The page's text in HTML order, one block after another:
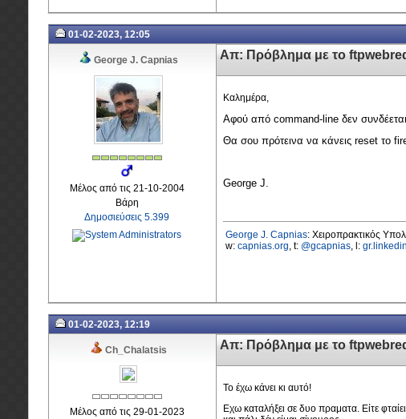
01-02-2023, 12:05
George J. Capnias
Μέλος από τις 21-10-2004
Βάρη
Δημοσιεύσεις 5.399
Απ: Πρόβλημα με το
Καλημέρα,
Αφού από command-line δεν
Θα σου πρότεινα να κάνεις reset το
George J.
George J. Capnias: Χειροπρακτικός
w: capnias.org , t: @gcapnias , l:
01-02-2023, 12:19
Ch_Chalatsis
Μέλος από τις 29-01-2023
Απ: Πρόβλημα με το
Το έχω κάνει κι αυτό!
Εχω καταλήξει σε δυο πραματα. Είτε